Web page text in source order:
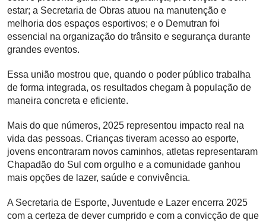
estar; a Secretaria de Obras atuou na manutenção e
melhoria dos espaços esportivos; e o Demutran foi
essencial na organização do trânsito e segurança durante
grandes eventos.
Essa união mostrou que, quando o poder público trabalha
de forma integrada, os resultados chegam à população de
maneira concreta e eficiente.
Mais do que números, 2025 representou impacto real na
vida das pessoas. Crianças tiveram acesso ao esporte,
jovens encontraram novos caminhos, atletas representaram
Chapadão do Sul com orgulho e a comunidade ganhou
mais opções de lazer, saúde e convivência.
A Secretaria de Esporte, Juventude e Lazer encerra 2025
com a certeza de dever cumprido e com a convicção de que